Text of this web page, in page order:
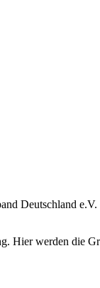
Deutschland
Hier werden die